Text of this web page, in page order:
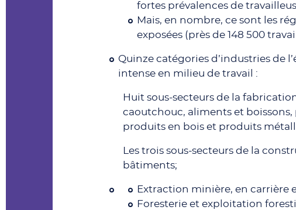
fortes prévalences de
Mais, en nombre, ce sont les
exposées (près de 148 500
Quinze catégories d’industries de
intense en milieu de travail :
Huit sous-secteurs de la
caoutchouc, aliments et
produits en bois et produits
Les trois sous-secteurs de la
bâtiments;
Extraction minière, en carrière
Foresterie et exploitation